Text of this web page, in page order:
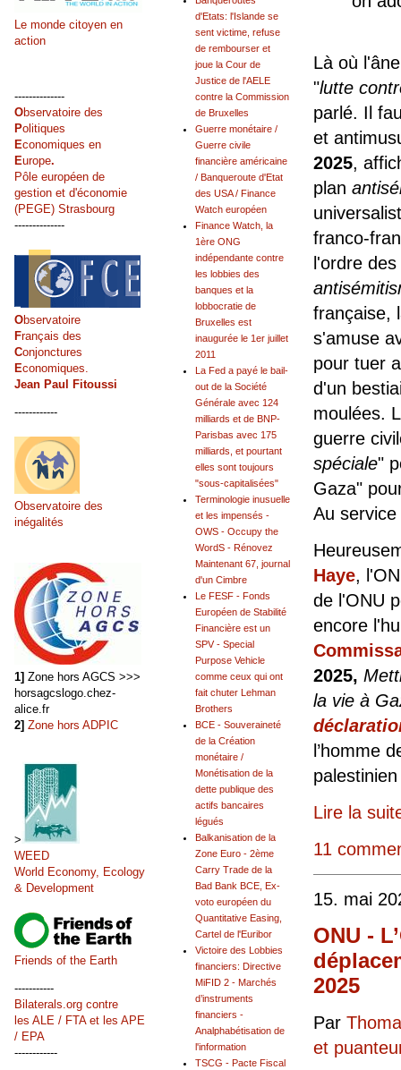
Là où
"lutte
parlé. Il
et
2025,
plan
franco-
l'ordre
française,
s'amuse
pour tuer
d'un
moulées.
guerre
spéciale"
Gaza"
Au
Haye,
de l'ONU
encore
2025,
la vie à
l’homme
Lire la
11
15. mai
ONU -
2025
Par
et
d'Etats: l'Islande se
sent victime, refuse
de rembourser et
joue la Cour de
Justice de l'AELE
contre la Commission
de Bruxelles
Guerre monétaire /
Guerre civile
financière américaine
/ Banqueroute d'Etat
des USA / Finance
Watch européen
Finance Watch, la
1ère ONG
indépendante contre
les lobbies des
banques et la
lobbocratie de
Bruxelles est
inaugurée le 1er juillet
2011
La Fed a payé le bail-
out de la Société
Générale avec 124
milliards et de BNP-
Parisbas avec 175
milliards, et pourtant
elles sont toujours
"sous-capitalisées"
Terminologie inusuelle
et les impensés -
OWS - Occupy the
WordS - Rénovez
Maintenant 67, journal
d'un Cimbre
Le FESF - Fonds
Européen de Stabilité
Financière est un
SPV - Special
Purpose Vehicle
comme ceux qui ont
fait chuter Lehman
Brothers
BCE - Souveraineté
de la Création
monétaire /
Monétisation de la
dette publique des
actifs bancaires
légués
Balkanisation de la
Zone Euro - 2ème
Carry Trade de la
Bad Bank BCE, Ex-
voto européen du
Quantitative Easing,
Cartel de l'Euribor
Victoire des Lobbies
financiers: Directive
MiFID 2 - Marchés
d’instruments
financiers -
Analphabétisation de
l'information
TSCG - Pacte Fiscal
Le monde citoyen en
action
--------------
Observatoire des
Politiques
Economiques en
Europe.
Pôle européen de
gestion et d'économie
(PEGE) Strasbourg
--------------
Observatoire
Français des
Conjonctures
Economiques.
Jean Paul Fitoussi
------------
Observatoire des
inégalités
1] Zone hors AGCS >>>
horsagcslogo.chez-
alice.fr
2] Zone hors ADPIC
>
WEED
World Economy, Ecology
& Development
Friends of the Earth
-----------
Bilaterals.org contre
les ALE / FTA et les APE
/ EPA
------------